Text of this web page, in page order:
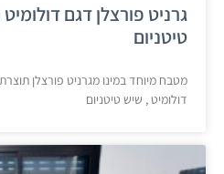
גרניט פורצלן דגם
טיטניום
מטבח מיוחד במינו מגרניט פורצלן
דולומיט , שיש טיטניום